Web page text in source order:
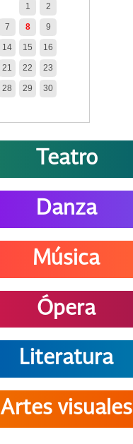
1 2
7 8 9
14 15 16
21 22 23
28 29 30
Teatro
Danza
Música
Ópera
Literatura
Artes visuales